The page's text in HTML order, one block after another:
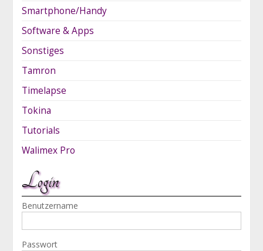
Smartphone/Handy
Software & Apps
Sonstiges
Tamron
Timelapse
Tokina
Tutorials
Walimex Pro
Login
Benutzername
Passwort